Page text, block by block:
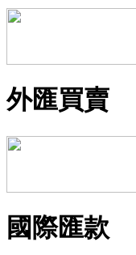
外匯買賣
國際匯款